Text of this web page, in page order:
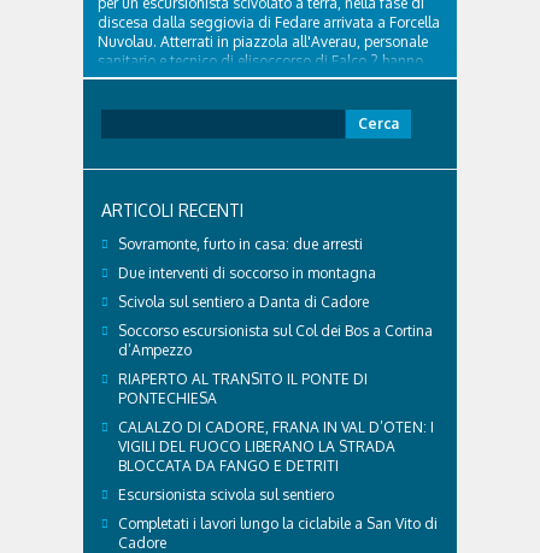
discesa dalla seggiovia di Fedare arrivata a Forcella
Nuvolau. Atterrati in piazzola all'Averau, personale
sanitario e tecnico di elisoccorso di Falco 2 hanno
raggiunto il 74enne di Teolo...
per:
ARTICOLI RECENTI
Sovramonte, furto in casa: due arresti
Due interventi di soccorso in montagna
Scivola sul sentiero a Danta di Cadore
Soccorso escursionista sul Col dei Bos a Cortina
d’Ampezzo
RIAPERTO AL TRANSITO IL PONTE DI
PONTECHIESA
CALALZO DI CADORE, FRANA IN VAL D’OTEN: I
VIGILI DEL FUOCO LIBERANO LA STRADA
BLOCCATA DA FANGO E DETRITI
Escursionista scivola sul sentiero
Completati i lavori lungo la ciclabile a San Vito di
Cadore